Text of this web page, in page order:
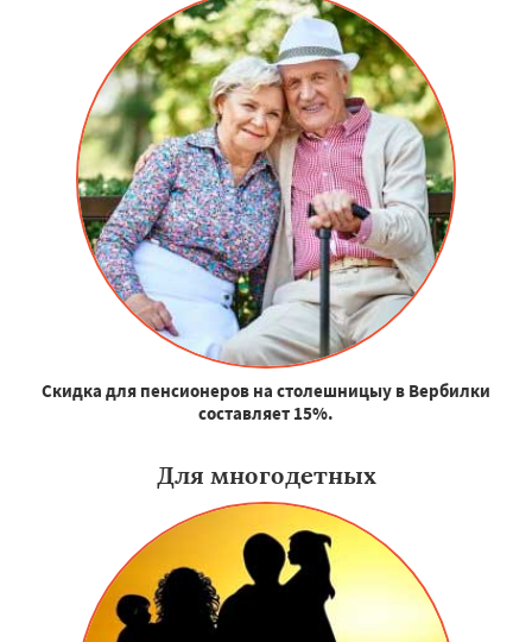
Скидка для пенсионеров на столешницыу в Вербилки
составляет 15%.
Для многодетных